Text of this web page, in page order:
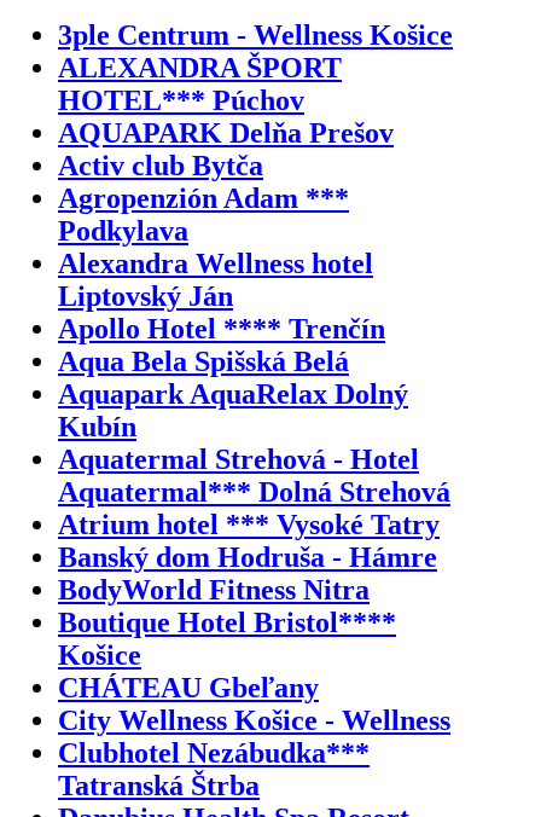
3ple Centrum - Wellness Košice
ALEXANDRA ŠPORT
HOTEL*** Púchov
AQUAPARK Delňa Prešov
Activ club Bytča
Agropenzión Adam ***
Podkylava
Alexandra Wellness hotel
Liptovský Ján
Apollo Hotel **** Trenčín
Aqua Bela Spišská Belá
Aquapark AquaRelax Dolný
Kubín
Aquatermal Strehová - Hotel
Aquatermal*** Dolná Strehová
Atrium hotel *** Vysoké Tatry
Banský dom Hodruša - Hámre
BodyWorld Fitness Nitra
Boutique Hotel Bristol****
Košice
CHÁTEAU Gbeľany
City Wellness Košice - Wellness
Clubhotel Nezábudka***
Tatranská Štrba